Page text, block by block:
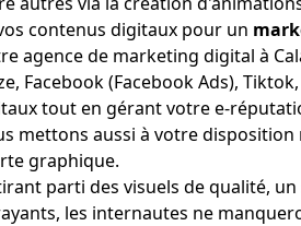
contenus digitaux pour un
agence de marketing digital à
Facebook (Facebook Ads),
tout en gérant votre e-
mettons aussi à votre
graphique.
parti des visuels de qualité,
les internautes ne